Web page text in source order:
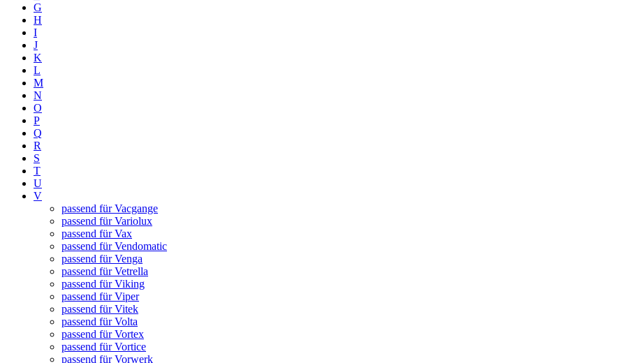
G
H
I
J
K
L
M
N
O
P
Q
R
S
T
U
V
passend für Vacgange
passend für Variolux
passend für Vax
passend für Vendomatic
passend für Venga
passend für Vetrella
passend für Viking
passend für Viper
passend für Vitek
passend für Volta
passend für Vortex
passend für Vortice
passend für Vorwerk